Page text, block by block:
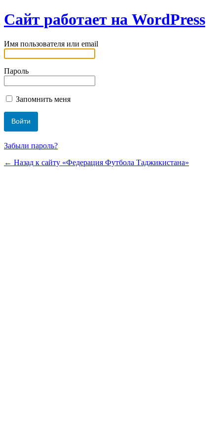
Сайт работает на WordPress
Имя пользователя или email
Пароль
Запомнить меня
Забыли пароль?
← Назад к сайту «Федерация Футбола Таджикистана»